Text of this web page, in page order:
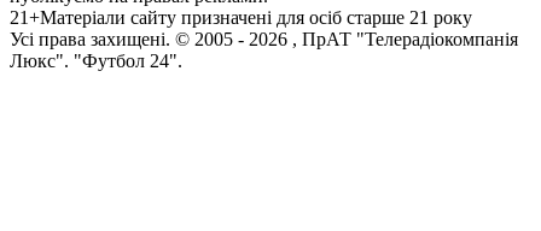
21+Матеріали сайту призначені для осіб старше 21 року
Усi права захищенi. © 2005 - 2026 , ПрАТ "Телерадіокомпанія
Люкс". "Футбол 24".